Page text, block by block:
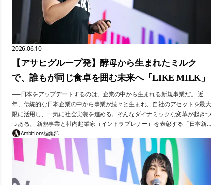
2026.06.10
【アサヒグループ発】酵母から生まれたミルク
で、誰もが同じ食卓を囲む未来へ「LIKE MILK」
──日本をアップデートするのは、企業の中から生まれる新規事業だ。 近
年、伝統的な日本企業の中から事業が続々と生まれ、自社のアセットを最大
限に活用し、一気に社会実装を進める。そんなダイナミックな変革が起きつ
つある。 新規事業と社内起業家（イントラプレナー）を表彰する「日本新
規事業大賞」が、2026年に第3回を迎えた。本連載では、最終審査のピッチ
の模様を集中連載で届ける。 今回紹介するのは、アサヒグループジャパン
株式会社・畠徳望博氏のプレゼン。ビールでおなじみのアサヒが、なぜ非動
物性ミルクを開発したのか。酵母技術という自社アセットを最大限に活かし
た「LIKE MILK」の誕生秘話と、フードダイバーシティへの思いをお届けす
る。
Ambitions編集部